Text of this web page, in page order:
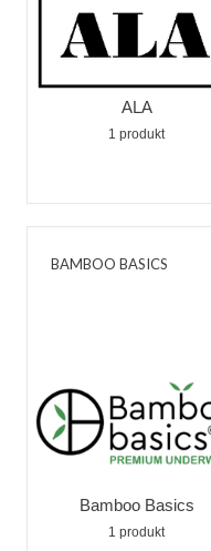
ALA
1 produkt
BAMBOO BASICS
Bamboo Basics
1 produkt